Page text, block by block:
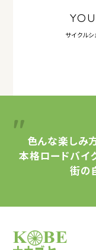
サイクルシ
色んな楽しみ
本格ロードバイ
街の
サイクルショップナカゴ